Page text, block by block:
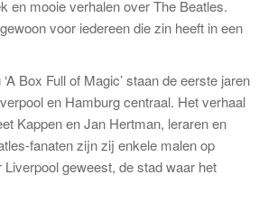
en mooie verhalen over The Beatles.
voor iedereen die zin heeft in een
Box Full of Magic’ staan de eerste jaren
en Hamburg centraal. Het verhaal
Kappen en Jan Hertman, leraren en
fanaten zijn zij enkele malen op
geweest, de stad waar het